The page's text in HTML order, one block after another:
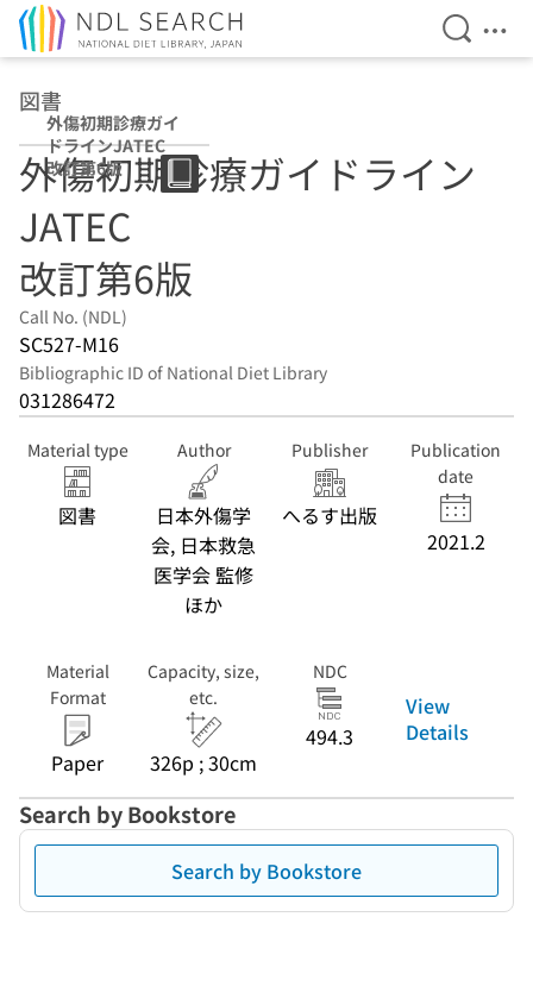
Open
図書
外傷初期診療ガイ
ドラインJATEC
改訂第6版
外傷初期診療ガイドライン
JATEC
改訂第6版
Call No. (NDL)
SC527-M16
Bibliographic ID of National Diet Library
031286472
Material type
図書
Author
日本外傷学
会, 日本救急
医学会 監修
ほか
Publisher
へるす出版
Publication
date
2021.2
Material
Format
Paper
Capacity, size,
etc.
326p ; 30cm
NDC
494.3
View
Details
Search by Bookstore
Search by Bookstore